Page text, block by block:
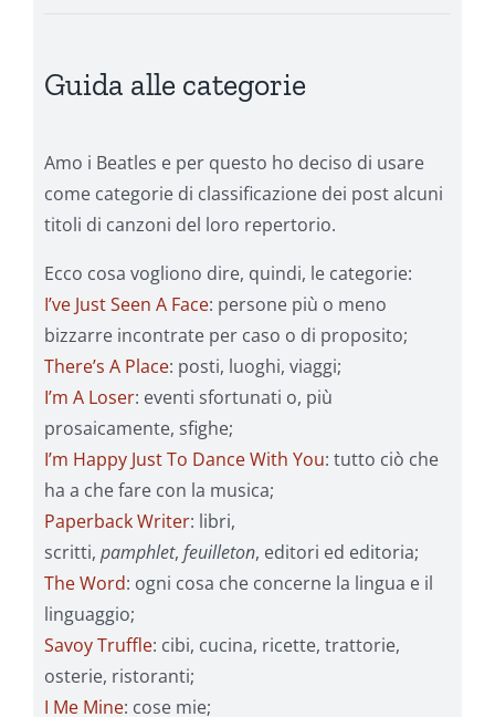
Guida alle categorie
Amo i Beatles e per questo ho deciso di usare
come categorie di classificazione dei post alcuni
titoli di canzoni del loro repertorio.
Ecco cosa vogliono dire, quindi, le categorie:
I’ve Just Seen A Face: persone più o meno
bizzarre incontrate per caso o di proposito;
There’s A Place: posti, luoghi, viaggi;
I’m A Loser: eventi sfortunati o, più
prosaicamente, sfighe;
I’m Happy Just To Dance With You: tutto ciò che
ha a che fare con la musica;
Paperback Writer: libri,
scritti, pamphlet, feuilleton, editori ed editoria;
The Word: ogni cosa che concerne la lingua e il
linguaggio;
Savoy Truffle: cibi, cucina, ricette, trattorie,
osterie, ristoranti;
I Me Mine: cose mie;